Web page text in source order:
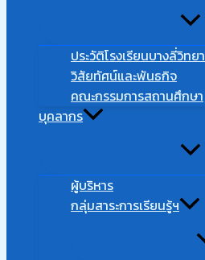
ประวัติโรงเรียนบางลี่วิทยา
วิสัยทัศน์และพันธกิจ
คณะกรรมการสถานศึกษา
บุคลากร
ผู้บริหาร
กลุ่มสาระการเรียนรู้ฯ